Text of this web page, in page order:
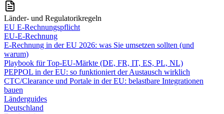
Länder- und Regulatorikregeln
EU E-Rechnungspflicht
EU-E-Rechnung
E‑Rechnung in der EU 2026: was Sie umsetzen sollten (und
warum)
Playbook für Top‑EU‑Märkte (DE, FR, IT, ES, PL, NL)
PEPPOL in der EU: so funktioniert der Austausch wirklich
CTC/Clearance und Portale in der EU: belastbare Integrationen
bauen
Länderguides
Deutschland